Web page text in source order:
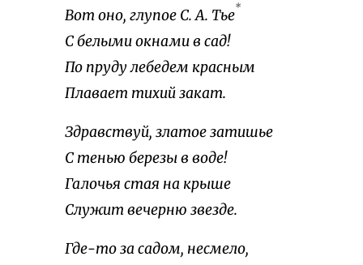
Вот оно, глупое С. А. Тье*
С белыми окнами в сад!
По пруду лебедем красным
Плавает тихий закат.
Здравствуй, златое затишье
С тенью березы в воде!
Галочья стая на крыше
Служит вечерню звезде.
Где-то за садом, несмело,